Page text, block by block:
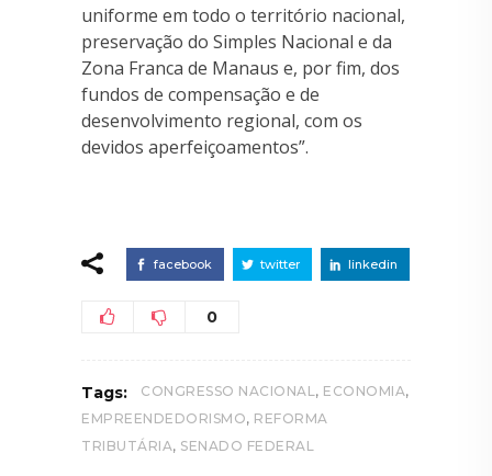
uniforme em todo o território nacional,
preservação do Simples Nacional e da
Zona Franca de Manaus e, por fim, dos
fundos de compensação e de
desenvolvimento regional, com os
devidos aperfeiçoamentos”.
facebook twitter linkedin
0
Tags: CONGRESSO NACIONAL, ECONOMIA,
EMPREENDEDORISMO, REFORMA
TRIBUTÁRIA, SENADO FEDERAL